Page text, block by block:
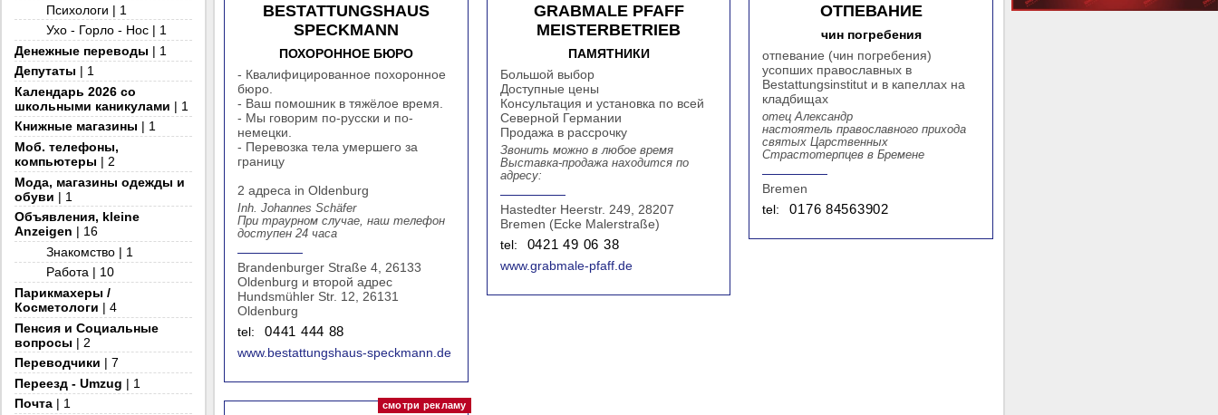
Психологи | 1
Ухо - Горло - Нос | 1
Денежные переводы | 1
Депутаты | 1
Календарь 2026 со
школьными каникулами | 1
Книжные магазины | 1
Моб. телефоны,
компьютеры | 2
Мода, магазины одежды и
обуви | 1
Объявления, kleine
Anzeigen | 16
Знакомство | 1
Работа | 10
Парикмахеры /
Косметологи | 4
Пенсия и Социальные
вопросы | 2
Переводчики | 7
Переезд - Umzug | 1
Почта | 1
BESTATTUNGSHAUS
SPECKMANN
ПОХОРОННОЕ БЮРО
- Квалифицированное похоронное
бюро.
- Ваш помошник в тяжёлое время.
- Мы говорим по-русски и по-
немецки.
- Перевозка тела умершего за
границу
2 адреса in Oldenburg
Inh. Johannes Schäfer
При траурном случае, наш телефон
доступен 24 часа
Brandenburger Straße 4, 26133
Oldenburg и второй адрес
Hundsmühler Str. 12, 26131
Oldenburg
tel:
0441 444 88
www.bestattungshaus-speckmann.de
GRABMALE PFAFF
MEISTERBETRIEB
ПАМЯТНИКИ
Большой выбор
Доступные цены
Консультация и установка по всей
Северной Германии
Продажа в рассрочку
Звонить можно в любое время
Выставка-продажа находится по
адресу:
Hastedter Heerstr. 249, 28207
Bremen (Ecke Malerstraße)
tel:
0421 49 06 38
www.grabmale-pfaff.de
ОТПЕВАНИЕ
чин погребения
отпевание (чин погребения)
усопших православных в
Bestattungsinstitut и в капеллах на
кладбищах
отец Александр
настоятель православного прихода
святых Царственных
Страстотерпцев в Бремене
Bremen
tel:
0176 84563902